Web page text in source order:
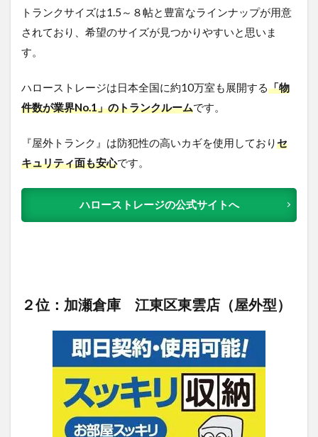
トランクサイズは1.5～８帖と豊富なラインナップが用意
されており、希望のサイズが見つかりやすいと思いま
す。
ハローストレージは日本全国に約10万室も展開する「物
件数が業界No.1」のトランクルームです。
『屋外トランク』は防犯性の高いカギを使用しておりセ
キュリティ面も安心です。
ハローストレージの公式サイトへ
２位：加瀬倉庫 江東区東雲店（屋外型）